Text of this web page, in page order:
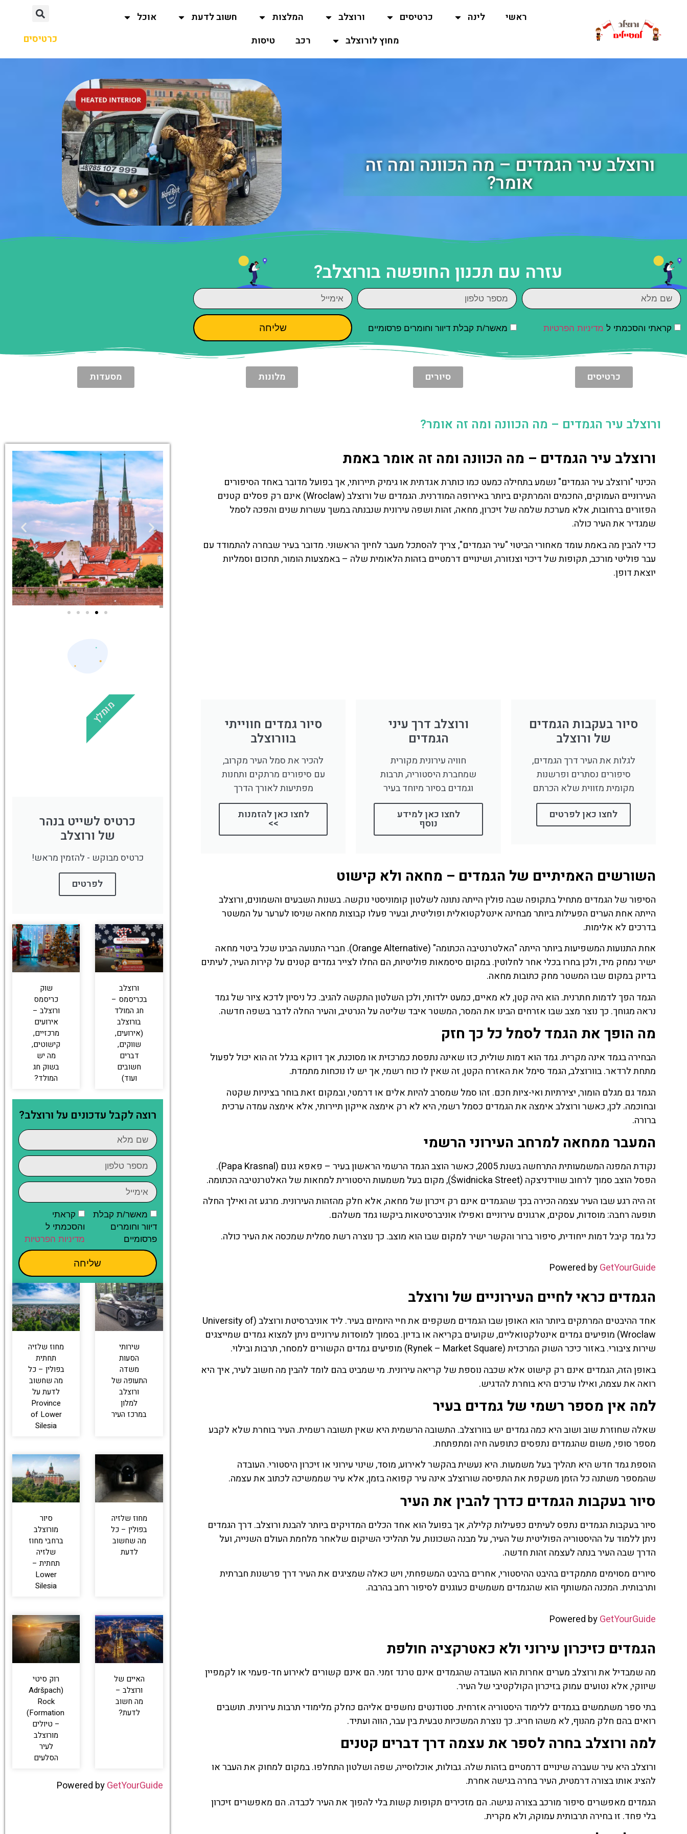
ראשי לינה כרטיסים ורוצלב המלצות חשוב לדעת
אוכל
מחוץ לורוצלב
רכב טיסות כרטיסים
ורוצלב עיר הגמדים – מה הכוונה ומה זה
אומר?
עזרה עם תכנון החופשה בורוצלב?
קראתי והסכמתי ל מדיניות הפרטיות מאשר/ת קבלת דיוור וחומרים פרסומיים שליחה
כרטיסים סיורים מלונות מסעדות
ורוצלב עיר הגמדים – מה הכוונה ומה זה אומר?
ורוצלב עיר הגמדים – מה הכוונה ומה זה אומר באמת
הכינוי "ורוצלב עיר הגמדים" נשמע בתחילה כמעט כמו כותרת אגדתית או גימיק תיירותי, אך בפועל מדובר באחד הסיפורים
העירוניים העמוקים, החכמים והמרתקים ביותר באירופה המודרנית. הגמדים של ורוצלב (Wroclaw) אינם רק פסלים קטנים
הפזורים ברחובות, אלא מערכת שלמה של זיכרון, מחאה, זהות ושפה עירונית שנבנתה במשך עשרות שנים והפכה לסמל
שמגדיר את העיר כולה.
כדי להבין מה באמת עומד מאחורי הביטוי "עיר הגמדים", צריך להסתכל מעבר לחיוך הראשוני. מדובר בעיר שבחרה להתמודד עם
עבר פוליטי מורכב, תקופות של דיכוי וצנזורה, ושינויים דרמטיים בזהות הלאומית שלה – באמצעות הומור, תחכום וסמליות
יוצאת דופן.
סיור בעקבות הגמדים
של ורוצלב
לגלות את העיר דרך הגמדים,
סיפורים נסתרים ופרשנות
מקומית מזווית שלא הכרתם
לחצו כאן לפרטים
ורוצלב דרך עיני
הגמדים
חוויה עירונית מקורית
שמחברת היסטוריה, תרבות
וגמדים בסיור מיוחד בעיר
לחצו כאן למידע
נוסף
סיור גמדים חווייתי
בוורוצלב
להכיר את סמל העיר מקרוב,
עם סיפורים מרתקים ותחנות
מפתיעות לאורך הדרך
לחצו כאן להזמנות
>>
השורשים האמיתיים של הגמדים – מחאה ולא קישוט
הסיפור של הגמדים מתחיל בתקופה שבה פולין הייתה נתונה לשלטון קומוניסטי נוקשה. בשנות השבעים והשמונים, ורוצלב
הייתה אחת הערים הפעילות ביותר מבחינה אינטלקטואלית ופוליטית, ובעיר פעלו קבוצות מחאה שניסו לערער על המשטר
בדרכים לא אלימות.
אחת התנועות המשפיעות ביותר הייתה "האלטרנטיבה הכתומה" (Orange Alternative). חברי התנועה הבינו שכל ביטוי מחאה
ישיר נמחק מיד, ולכן בחרו בכלי אחר לחלוטין. במקום סיסמאות פוליטיות, הם החלו לצייר גמדים קטנים על קירות העיר, לעיתים
בדיוק במקום שבו המשטר מחק כתובות מחאה.
הגמד הפך לדמות חתרנית. הוא היה קטן, לא מאיים, כמעט ילדותי, ולכן השלטון התקשה להגיב. כל ניסיון לדכא ציור של גמד
נראה מגוחך. כך נוצר מצב שבו אזרחים הבינו את המסר, המשטר איבד שליטה על הנרטיב, והעיר החלה לדבר בשפה חדשה.
מה הופך את הגמד לסמל כל כך חזק
הבחירה בגמד אינה מקרית. גמד הוא דמות שולית, כזו שאינה נתפסת כמרכזית או מסוכנת, אך דווקא בגלל זה הוא יכול לפעול
מתחת לרדאר. בוורוצלב, הגמד סימל את האזרח הקטן, זה שאין לו כוח רשמי, אך יש לו נוכחות מתמדת.
הגמד גם מגלם הומור, יצירתיות ואי-ציות חכם. זהו סמל שמסרב להיות אלים או דרמטי, ובמקום זאת בוחר בציניות שקטה
ובחוכמה. לכן, כאשר ורוצלב אימצה את הגמדים כסמל רשמי, היא לא רק אימצה אייקון תיירותי, אלא אימצה עמדה ערכית
ברורה.
המעבר ממחאה למרחב העירוני הרשמי
נקודת המפנה המשמעותית התרחשה בשנת 2005, כאשר הוצב הגמד הרשמי הראשון בעיר – פאפא גנום (Papa Krasnal).
הפסל הוצב סמוך לרחוב שווידניצקה (Świdnicka Street), מקום בעל משמעות היסטורית למחאות של האלטרנטיבה הכתומה.
זה היה רגע שבו העיר עצמה הכירה בכך שהגמדים אינם רק זיכרון של מחאה, אלא חלק מהזהות העירונית. מרגע זה ואילך החלה
תופעה רחבה: מוסדות, עסקים, ארגונים עירוניים ואפילו אוניברסיטאות ביקשו גמד משלהם.
כל גמד קיבל דמות ייחודית, סיפור ברור והקשר ישיר למקום שבו הוא מוצב. כך נוצרה רשת סמלית שמכסה את העיר כולה.
Powered byGetYourGuide
הגמדים כראי לחיים העירוניים של ורוצלב
אחד ההיבטים המרתקים ביותר הוא האופן שבו הגמדים משקפים את חיי היומיום בעיר. ליד אוניברסיטת ורוצלב (University of
Wroclaw) מופיעים גמדים אינטלקטואליים, שקועים בקריאה או בדיון. בסמוך למוסדות עירוניים ניתן למצוא גמדים שמייצגים
שירות ציבורי. באזור כיכר השוק המרכזית (Rynek – Market Square) מופיעים גמדים הקשורים למסחר, תרבות ובילוי.
באופן הזה, הגמדים אינם רק קישוט אלא שכבה נוספת של קריאה עירונית. מי שמביט בהם לומד להבין מה חשוב לעיר, איך היא
רואה את עצמה, ואילו ערכים היא בוחרת להדגיש.
למה אין מספר רשמי של גמדים בעיר
שאלה שחוזרת שוב ושוב היא כמה גמדים יש בוורוצלב. התשובה הרשמית היא שאין תשובה רשמית. העיר בוחרת שלא לקבע
מספר סופי, משום שהגמדים נתפסים כתופעה חיה ומתפתחת.
הוספת גמד חדש היא תהליך בעל משמעות. היא נעשית בהקשר לאירוע, מוסד, שינוי עירוני או זיכרון היסטורי. העובדה
שהמספר משתנה כל הזמן משקפת את התפיסה שורוצלב אינה עיר קפואה בזמן, אלא עיר שממשיכה לכתוב את עצמה.
סיור בעקבות הגמדים כדרך להבין את העיר
סיור בעקבות הגמדים נתפס לעיתים כפעילות קלילה, אך בפועל הוא אחד הכלים המדויקים ביותר להבנת ורוצלב. דרך הגמדים
ניתן ללמוד על ההיסטוריה הפוליטית של העיר, על מבנה השכונות, על תהליכי השיקום שלאחר מלחמת העולם השנייה, ועל
הדרך שבה העיר בנתה לעצמה זהות חדשה.
סיורים מסוימים מתמקדים בהיבט ההיסטורי, אחרים בהיבט המשפחתי, ויש כאלה שמציגים את העיר דרך פרשנות חברתית
ותרבותית. המכנה המשותף הוא שהגמדים משמשים כעוגנים לסיפור רחב בהרבה.
Powered byGetYourGuide
הגמדים כזיכרון עירוני ולא כאטרקציה חולפת
מה שמבדיל את ורוצלב מערים אחרות הוא העובדה שהגמדים אינם טרנד זמני. הם אינם קשורים לאירוע חד-פעמי או לקמפיין
שיווקי, אלא נטועים עמוק בזיכרון הקולקטיבי של העיר.
בתי ספר משתמשים בגמדים ללימוד היסטוריה אזרחית. סטודנטים נחשפים אליהם כחלק מלימודי תרבות עירונית. תושבים
רואים בהם חלק מהנוף, לא משהו חריג. כך נוצרת המשכיות טבעית בין עבר, הווה ועתיד.
למה ורוצלב בחרה לספר את עצמה דרך דברים קטנים
ורוצלב היא עיר שעברה שינויים דרמטיים בזהות שלה. גבולות, אוכלוסייה, שפה ושלטון התחלפו. במקום למחוק את העבר או
להציג אותו בצורה דרמטית, העיר בחרה בגישה אחרת.
הגמדים מאפשרים סיפור מורכב בצורה נגישה. הם מזכירים תקופות קשות בלי להפוך את העיר לכבדה. הם מאפשרים זיכרון
בלי פחד. זו בחירה תרבותית עמוקה, ולא מקרית.
הדרכה מקצועית
ואינפורמטיבית
לחצו פה!
כרטיס לשייט בנהר
של ורוצלב
כרטיס מבוקש - להזמין מראש!
לפרטים
מומלץ
ורוצלב
בכריסמס –
חג המולד
בורוצלב
(אירועים,
שווקים,
דברים
חשובים
ועוד)
שוק
כריסמס
ורוצלב –
אירועים
מרכזיים,
קישוטים,
מה יש
בשוק חג
המולד?
רוצה לקבל עדכונים על ורוצלב?
מאשר/ת קבלת
דיוור וחומרים
פרסומיים
קראתי
והסכמתי ל
מדיניות הפרטיות
שליחה
שירותי
הסעות
משדה
התעופה של
ורוצלב
למלון
במרכז העיר
מחוז שלזיה
תחתית
בפולין – כל
מה שחשוב
לדעת על
Province
of Lower
Silesia
מחוז שלזיה
בפולין – כל
מה שחשוב
לדעת
סיור
מורוצלב
ברחבי מחוז
שלזיה
תחתית –
Lower
Silesia
האיים של
ורוצלב –
מה חשוב
לדעת?
רוק סיטי
(Adršpach
Rock
Formation)
– טיולים
מורוצלב
לעיר
הסלעים
Powered byGetYourGuide